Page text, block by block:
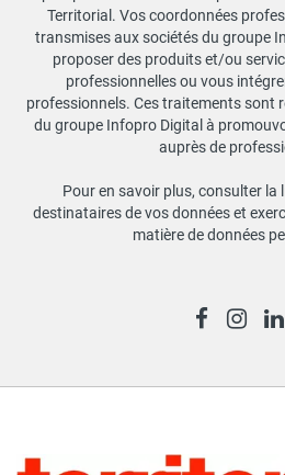
Territorial. Vos coordonnées
transmises aux sociétés du groupe
proposer des produits et/ou
professionnelles ou vous
professionnels. Ces traitements sont
du groupe Infopro Digital à
auprès de
Pour en savoir plus, consulter la
destinataires de vos données et
matière de données